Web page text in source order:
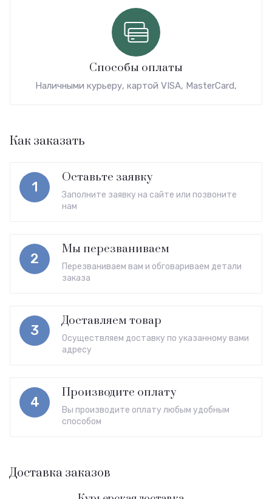
Способы оплаты
Наличными курьеру, картой VISA, MasterCard,
Как заказать
1
Оставьте заявку
Заполните заявку на сайте или позвоните
нам
2
Мы перезваниваем
Перезваниваем вам и обговариваем детали
заказа
3
Доставляем товар
Осуществляем доставку по указанному вами
адресу
4
Производите оплату
Вы производите оплату любым удобным
способом
Доставка заказов